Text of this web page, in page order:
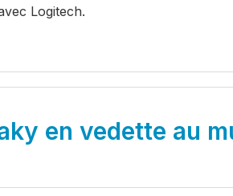
Logitech.
en vedette au